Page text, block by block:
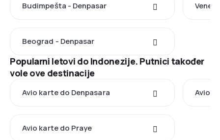
Budimpešta - Denpasar
Beograd - Denpasar
Popularni letovi do Indonezije. Putnici također
vole ove destinacije
Avio karte do Denpasara Avio
Avio karte do Praye